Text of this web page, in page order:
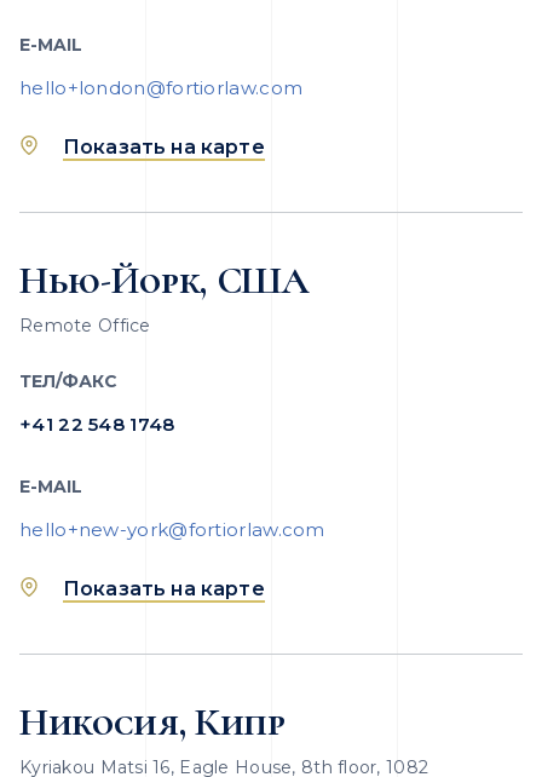
Показать на карте
E-MAIL
hello+london@fortiorlaw.com
Нью-Йорк, США
Remote Office
ТЕЛ/ФАКС
+41 22 548 1748
Показать на карте
E-MAIL
hello+new-york@fortiorlaw.com
Никосия, Кипр
Kyriakou Matsi 16, Eagle House, 8th floor, 1082